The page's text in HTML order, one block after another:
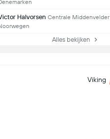
Halvorsen Centrale Middenvelder
Alles bekijken
Viking